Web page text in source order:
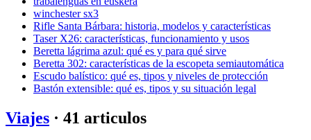
winchester sx3
Rifle Santa Bárbara: historia, modelos y características
Taser X26: características, funcionamiento y usos
Beretta lágrima azul: qué es y para qué sirve
Beretta 302: características de la escopeta semiautomática
Escudo balístico: qué es, tipos y niveles de protección
Bastón extensible: qué es, tipos y su situación legal
Viajes · 41 articulos